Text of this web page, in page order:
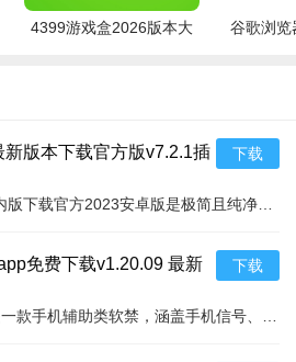
时代，老友重逢，再现你们的庄园经营
载官方版小编评测
趣味十足的玩法，放松娱乐的模式等，
趣味体验！
4399游戏盒2026版本大
谷歌浏览
版本下载官方版v7.2.1插
下载
免费下载v1.20.09 最新
下载